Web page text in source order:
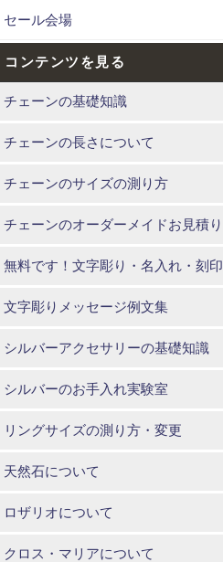
セール会場
コンテンツを見る
チェーンの基礎知識
チェーンの長さについて
チェーンのサイズの測り方
チェーンのオーダーメイドお見積り
無料です！文字彫り・名入れ・刻印
文字彫りメッセージ例文集
シルバーアクセサリーの基礎知識
シルバーのお手入れ実験室
リングサイズの測り方・変更
天然石について
ロザリオについて
クロス・マリアについて